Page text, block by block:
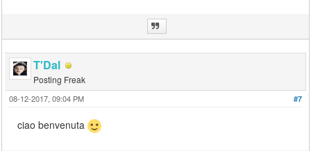
T'Dal
Posting Freak
#7
08-12-2017, 09:04 PM
ciao benvenuta